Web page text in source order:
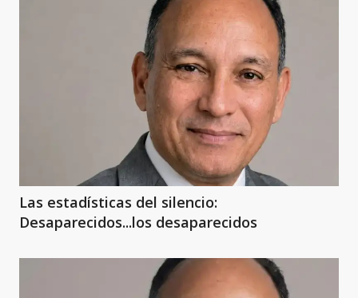
Las estadísticas del silencio:
Desaparecidos...los desaparecidos